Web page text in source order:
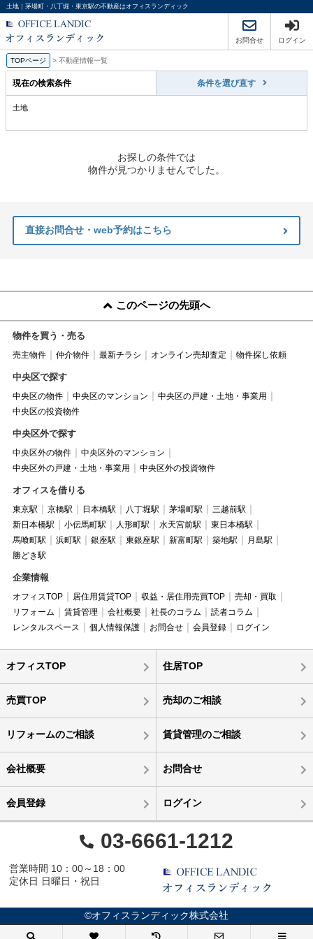
土地｜茅場町・八丁堀・東京駅の不動産はオフィスランディック
お問合せ ログイン
TOPページ > 不動産情報一覧
現在の検索条件 条件を選び直す
土地
お探しの条件では
物件が見つかりませんでした。
直接お問合せ・web予約はこちら
このページの先頭へ
物件を買う・売る
売主物件 仲介物件 最新チラシ オンライン売却査定 物件探し依頼
中央区で探す
中央区の物件 中央区のマンション
中央区の戸建・土地・事業用
中央区の投資物件
中央区外で探す
中央区外の物件
中央区外のマンション
中央区外の戸建・土地・事業用
中央区外の投資物件
オフィスを借りる
東京駅 京橋駅 日本橋駅 八丁堀駅 茅場町駅
三越前駅
新日本橋駅
小伝馬町駅 人形町駅 水天宮前駅
東日本橋駅
馬喰町駅
浜町駅 銀座駅 東銀座駅 新富町駅 築地駅
月島駅
勝どき駅
企業情報
オフィスTOP 居住用賃貸TOP 収益・居住用売買TOP
売却・買取
リフォーム
賃貸管理 会社概要 社長のコラム
読者コラム
レンタルスペース
個人情報保護 お問合せ 会員登録 ログイン
オフィスTOP 住居TOP
売買TOP 売却のご相談
リフォームのご相談 賃貸管理のご相談
会社概要 お問合せ
会員登録 ログイン
03-6661-1212
営業時間 10：00～18：00
定休日 日曜日・祝日
©オフィスランディック株式会社